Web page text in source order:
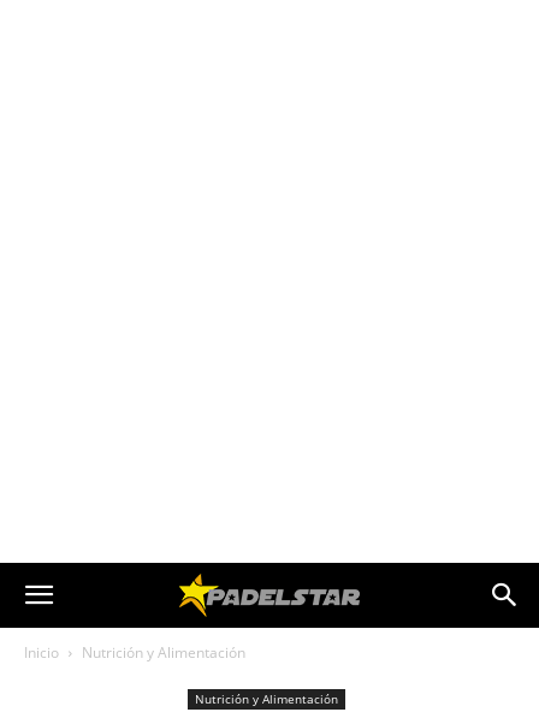
Inicio Nutrición y Alimentación
Nutrición y Alimentación